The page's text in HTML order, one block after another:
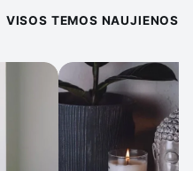
VISOS TEMOS NAUJIENOS